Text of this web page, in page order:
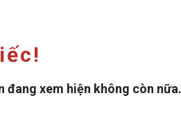
đang xem hiện không còn nữa.